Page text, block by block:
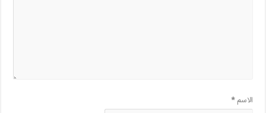
الاسم*